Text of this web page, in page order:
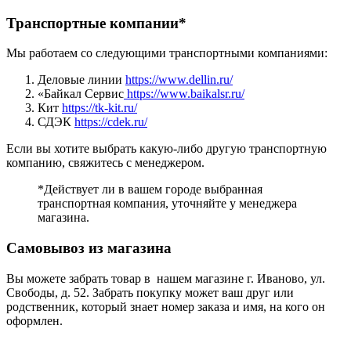
Транспортные компании*
Мы работаем со следующими транспортными компаниями:
Деловые линии https://www.dellin.ru/
«Байкал Сервис https://www.baikalsr.ru/
Кит https://tk-kit.ru/
СДЭК https://cdek.ru/
Если вы хотите выбрать какую-либо другую транспортную
компанию, свяжитесь с менеджером.
*Действует ли в вашем городе выбранная
транспортная компания, уточняйте у менеджера
магазина.
Самовывоз из магазина
Вы можете забрать товар в нашем магазине г. Иваново, ул.
Свободы, д. 52. Забрать покупку может ваш друг или
родственник, который знает номер заказа и имя, на кого он
оформлен.